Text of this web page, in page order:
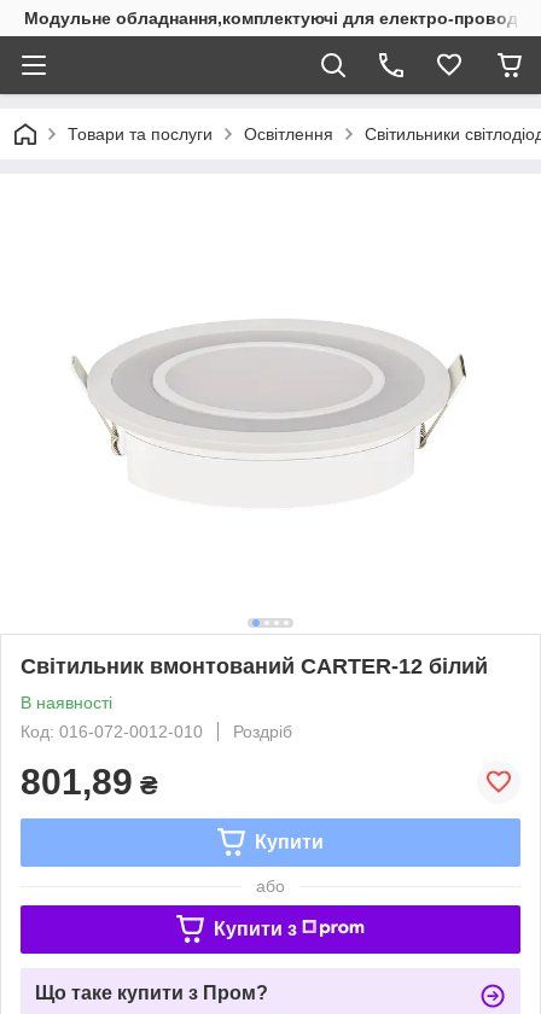
Модульне обладнання,комплектуючі для електро-проводки
Товари та послуги Освітлення Світильники
Світильник вмонтований CARTER-12 білий
В наявності
Код: 016-072-0012-010
Роздріб
801,89 ₴
Купити
або
Купити з
Що таке купити з Пром?